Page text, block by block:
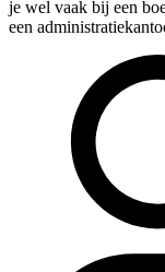
je wel vaak bij een
een